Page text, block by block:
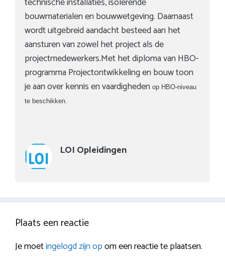
bouwmaterialen en bouwwetgeving. Daarnaast
wordt uitgebreid aandacht besteed aan het
aansturen van zowel het project als de
projectmedewerkers.Met het diploma van HBO-
programma Projectontwikkeling en bouw toon
je aan over kennis en vaardighedenop HBO-niveau
te beschikken.
LOI Opleidingen
Plaats een reactie
Je moetingelogd zijn opom een reactie te plaatsen.